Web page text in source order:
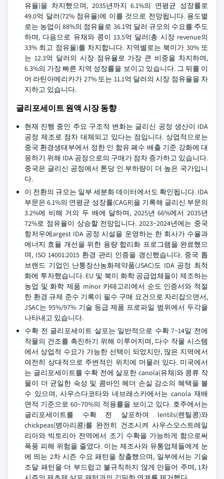
유율)을 차지했으며, 2035년까지 6.1%의 연평균 성장률로
49.0억 달러(72% 점유율)에 이를 것으로 전망됩니다. 용도별
로는 농업이 88%의 점유율로 36.1억 달러 규모의 수요를 주도
하며, 다음으로 유채와 콩이 13.5억 달러(총 시장 revenue의
33% 최고 점유율)를 차지합니다. 지역별로는 북미가 30% 또
는 12.3억 달러의 시장 점유율로 가장 큰 비중을 차지하며,
6.3%의 가장 빠른 지역 성장률을 보이고 있습니다. 그 뒤를 이
어 라틴아메리카가 27% 또는 11.1억 달러의 시장 점유율을 차
지하고 있습니다.
글리포세이트 원액 시장 동향
현재 진행 중인 주요 구조적 변화는 글리신 공정 생산이 IDA
공정 제조로 점차 대체되고 있다는 점입니다. 상업적으로는
중국 환경생태부에서 정한 인 함유 폐수 배출 기준 강화에 대
응하기 위해 IDA 공정으로의 구매가 점차 증가하고 있습니다.
중국은 글리신 공정에서 톤당 인 부하량이 더 높은 국가입니
다.
이 전환의 규모는 일부 세분화 데이터에서도 확인됩니다. IDA
부문은 6.1%의 연평균 성장률(CAGR)을 기록해 글리신 부문의
3.2%에 비해 거의 두 배에 달하며, 2025년 66%에서 2035년
72%로 점유율이 상승할 전망입니다. 2023~2024년에는 중국
항저우에argest IDA 공정 시설을 운영하는 한 회사가 수율과
에너지 효율 개선을 위한 용량 합리화 프로그램을 완료했으
며, ISO 14001:2015 환경 관리 인증을 갱신했습니다. 중국 톱
브랜드 기업인 난퉁장산농화제약품(JSAC)도 IDA 공정 최적
화에 투자했습니다. EU 및 북미 화학 공급업체들이 제조하는
농업 및 화학 제품 minor 카테고리에서 순도 인증서와 적절
한 환경 규제 준수 기록이 필수 구매 요건으로 자리잡으면서,
JSAC는 95%/97% 기술 등급 제품 프로파일 범위에서 두각을
나타내고 있습니다.
수확 전 글리포세이트 살포는 일반적으로 수확 7~14일 전에
작물의 건조를 촉진하기 위해 이루어지며, 다수 작물 시스템
에서 상업적 수요가 가능한 선택이 되었지만, 많은 지역에서
여전히 상대적으로 주변적인 위치에 머물러 있다. 미국에서
는 글리포세이트를 수확 전에 살포한 canola(유채)와 콩류 작
물이 더 균일한 숙성 및 콤바인 헤더 손실 감소의 혜택을 볼
수 있으며, 사우스다코타와 네브래스카에서는 canola 재배
면적 기준으로 60~70%의 적용률을 보이고 있다. 호주에서는
글리포세이트를 수확 전 살포하여 lentils(렌틸콩)와
chickpeas(병아리콩)를 완전히 건조시켜 사우스오스트레일
리아와 빅토리아 전역에서 조기 수확을 가능하게 함으로써
폭풍 피해 위험을 줄였다. 이는 제조사와 유통업체들에게 눈
에 띄는 2차 시즌 수요 패턴을 창출했으며, 일부에서는 기술
조달 패턴을 더 부드럽고 불규칙하지 않게 만들어 주며, 1차